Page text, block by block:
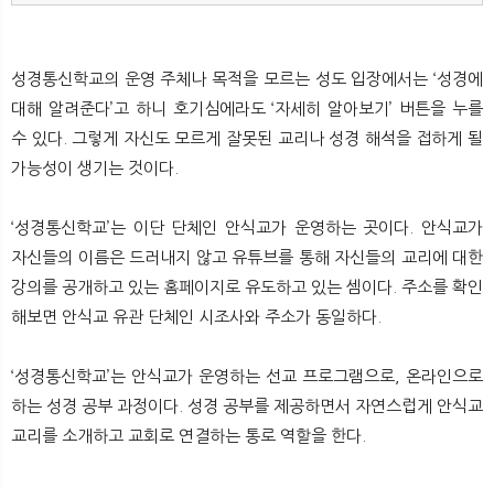
성경통신학교의 운영 주체나 목적을 모르는 성도 입장에서는 ‘성경에
대해 알려준다’고 하니 호기심에라도 ‘자세히 알아보기’ 버튼을 누를
수 있다. 그렇게 자신도 모르게 잘못된 교리나 성경 해석을 접하게 될
가능성이 생기는 것이다.
‘성경통신학교’는 이단 단체인 안식교가 운영하는 곳이다. 안식교가
자신들의 이름은 드러내지 않고 유튜브를 통해 자신들의 교리에 대한
강의를 공개하고 있는 홈페이지로 유도하고 있는 셈이다. 주소를 확인
해보면 안식교 유관 단체인 시조사와 주소가 동일하다.
‘성경통신학교’는 안식교가 운영하는 선교 프로그램으로, 온라인으로
하는 성경 공부 과정이다. 성경 공부를 제공하면서 자연스럽게 안식교
교리를 소개하고 교회로 연결하는 통로 역할을 한다.